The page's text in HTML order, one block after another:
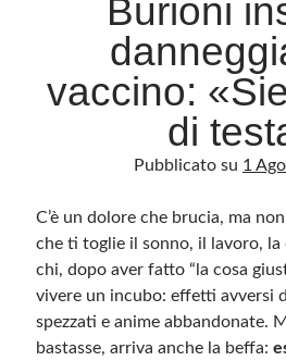
Archivio
Archivi
Questo blog non rappresenta una testata
senza alcuna periodicità. Non può pertanto
sensi della legge n· 62 del 7.03.2001. L’autore
pubblicato dai lettori nei commenti ai vari post.
Burioni
vaccino:
di
Pubblicato su 1
C’è un dolore che brucia, ma
che ti toglie il sonno, il lavoro, la
chi, dopo aver fatto “la cosa
vivere un incubo: effetti avversi
spezzati e anime abbandonate.
bastasse, arriva anche la beffa: